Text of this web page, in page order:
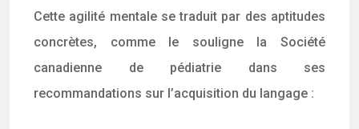
Cette agilité mentale se traduit par des aptitudes
concrètes, comme le souligne la Société
canadienne de pédiatrie dans ses
recommandations sur l’acquisition du langage :